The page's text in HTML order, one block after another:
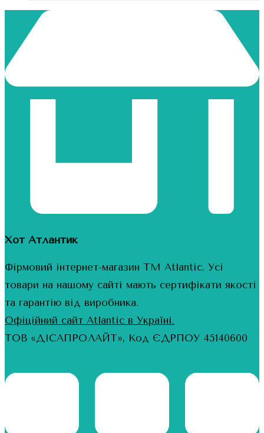
Хот Атлантик
Фірмовий інтернет-магазин ТМ Atlantic. Усі
товари на нашому сайті мають сертифікати якості
та гарантію від виробника.
Офіційний сайт Atlantic в Україні.
ТОВ «ДІСАПРОЛАЙТ», Код ЄДРПОУ 45140600